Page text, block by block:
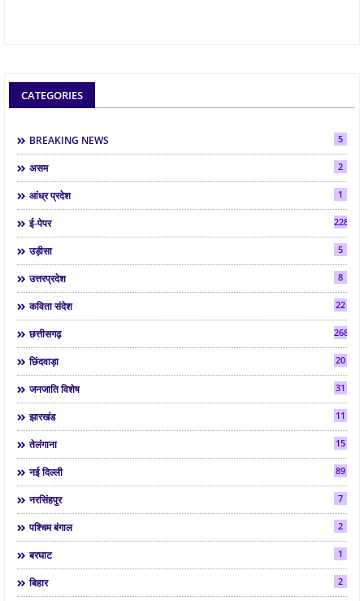
CATEGORIES
BREAKING NEWS 5
असम 2
आंध्र प्रदेश 1
ई-पेपर 2286
उड़ीसा 5
उत्तरप्रदेश 8
कविता संदेश 22
छत्तीसगढ़ 268
छिंदवाड़ा 20
जनजाति विशेष 31
झारखंड 11
तेलंगाना 15
नई दिल्ली 89
नरसिंहपुर 7
पश्चिम बंगाल 2
बरघाट 1
बिहार 2